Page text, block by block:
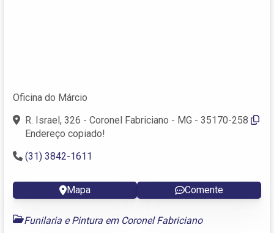
Oficina do Márcio
R. Israel, 326 - Coronel Fabriciano - MG - 35170-258
Endereço copiado!
(31) 3842-1611
Mapa Comente
Funilaria e Pintura em Coronel Fabriciano